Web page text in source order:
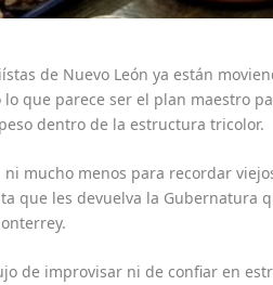
de Nuevo León ya están
que parece ser el plan maestro
dentro de la estructura tricolor.
mucho menos para recordar
que les devuelva la Gubernatura
de improvisar ni de confiar en